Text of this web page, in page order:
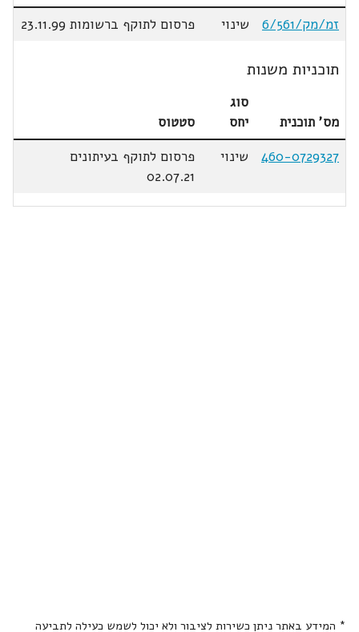
זמ/מק/6/561
שינוי פרסום לתוקף ברשומות 23.11.99
תוכניות משנות
מס' תוכנית
סוג
יחס
סטטוס
460-0729327
שינוי
פרסום לתוקף בעיתונים
02.07.21
* המידע באתר ניתן כשירות לציבור ולא יכול לשמש כעילה לתביעה